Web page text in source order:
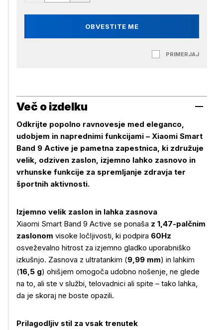
OBVESTITE ME
PRIMERJAJ
Več o izdelku
Odkrijte popolno ravnovesje med eleganco,
udobjem in naprednimi funkcijami – Xiaomi Smart
Band 9 Active je pametna zapestnica, ki združuje
velik, odziven zaslon, izjemno lahko zasnovo in
vrhunske funkcije za spremljanje zdravja ter
športnih aktivnosti.
Izjemno velik zaslon in lahka zasnova
Xiaomi Smart Band 9 Active se ponaša z 1,47-palčnim
zaslonom visoke ločljivosti, ki podpira 60Hz
osveževalno hitrost za izjemno gladko uporabniško
izkušnjo. Zasnova z ultratankim (9,99 mm) in lahkim
(16,5 g) ohišjem omogoča udobno nošenje, ne glede
na to, ali ste v službi, telovadnici ali spite – tako lahka,
da je skoraj ne boste opazili.
Prilagodljiv stil za vsak trenutek